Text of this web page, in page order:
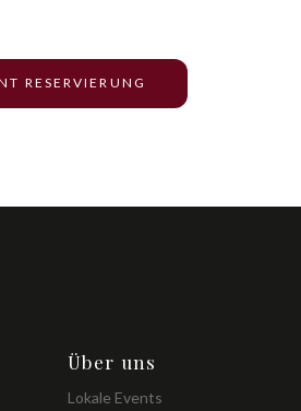
RESERVIERUNG
Über uns
Lokale Events